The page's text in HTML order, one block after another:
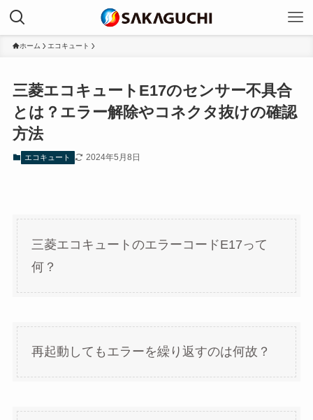
ホーム エコキュート
三菱エコキュートE17のセンサー不具合
とは？エラー解除やコネクタ抜けの確認
方法
エコキュート 2024年5月8日
三菱エコキュートのエラーコードE17って
何？
再起動してもエラーを繰り返すのは何故？